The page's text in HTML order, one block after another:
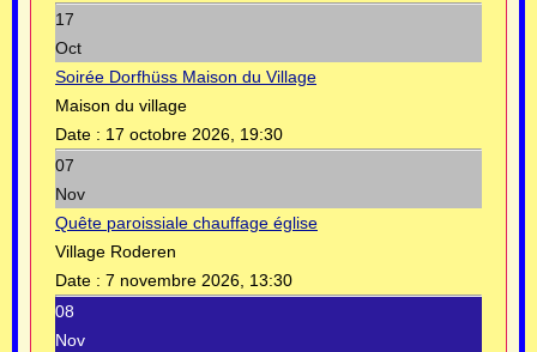
17
Oct
Soirée Dorfhüss Maison du Village
Maison du village
Date : 17 octobre 2026, 19:30
07
Nov
Quête paroissiale chauffage église
Village Roderen
Date : 7 novembre 2026, 13:30
08
Nov